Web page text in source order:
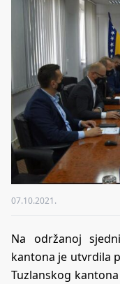
07.10.2021.
Na održanoj
kantona je utvrdila
Tuzlanskog